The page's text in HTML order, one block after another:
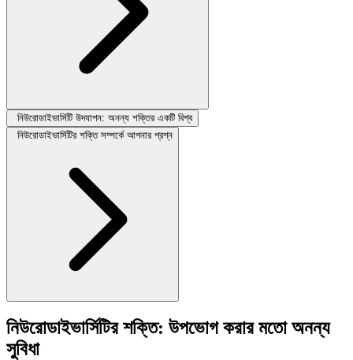
নিউরোডাইভার্সিটি উদযাপন: অনন্য শক্তির একটি বিশ্ব
নিউরোডাইভার্সিটির শক্তি সম্পর্কে আপনার প্রশ্ন
নিউরোডাইভার্সিটির শক্তি: উপভোগ করার মতো অনন্য
সুবিধা